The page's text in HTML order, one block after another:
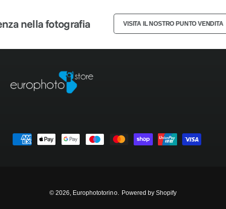
4
5
6
8
3
4
7
9
3
4
7
9
nella fotografia VISITA IL NOSTRO PUNTO VENDITA
© 2026, Europhototorino. Powered by Shopify